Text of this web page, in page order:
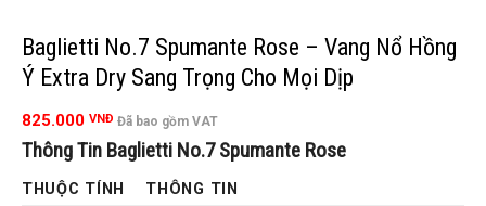
Baglietti No.7 Spumante Rose – Vang Nổ Hồng
Ý Extra Dry Sang Trọng Cho Mọi Dịp
825.000 VNĐ Đã bao gồm VAT
Thông Tin Baglietti No.7 Spumante Rose
THUỘC TÍNH
THÔNG TIN